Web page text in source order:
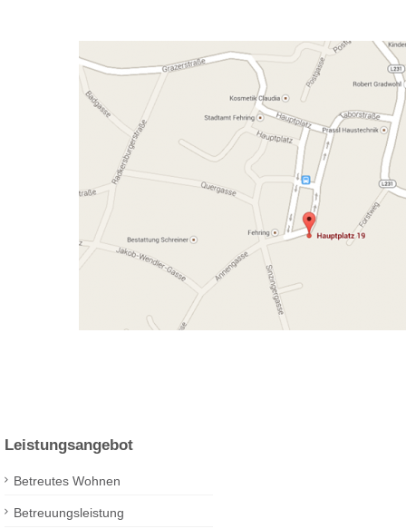
Leistungsangebot
Betreutes Wohnen
Betreuungsleistung